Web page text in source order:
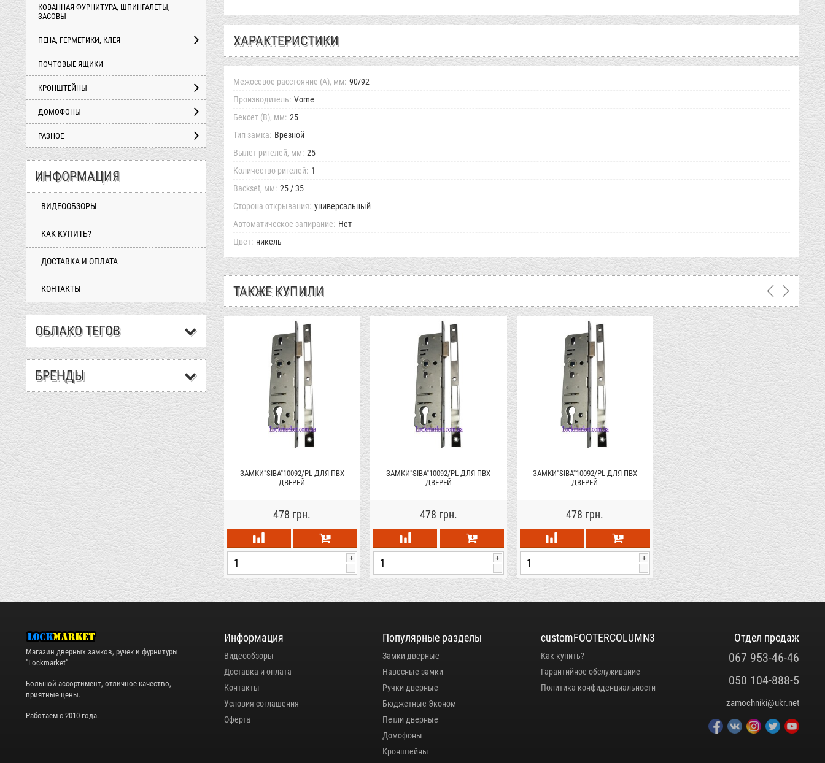
КОВАННАЯ ФУРНИТУРА, ШПИНГАЛЕТЫ,
ЗАСОВЫ
ПЕНА, ГЕРМЕТИКИ, КЛЕЯ
ПОЧТОВЫЕ ЯЩИКИ
КРОНШТЕЙНЫ
ДОМОФОНЫ
РАЗНОЕ
ИНФОРМАЦИЯ
ВИДЕООБЗОРЫ
КАК КУПИТЬ?
ДОСТАВКА И ОПЛАТА
КОНТАКТЫ
ОБЛАКО ТЕГОВ
БРЕНДЫ
ХАРАКТЕРИСТИКИ
Межосевое расстояние (А), мм: 90/92
Производитель: Vorne
Бексет (B), мм: 25
Тип замка: Врезной
Вылет ригелей, мм: 25
Количество ригелей: 1
Backset, мм: 25 / 35
Сторона открывания: универсальный
Автоматическое запирание: Нет
Цвет: никель
ТАКЖЕ КУПИЛИ
ЗАМКИ"SIBA"10092/PL ДЛЯ ПВХ
ДВЕРЕЙ
478 грн.
-
+
ЗАМКИ"SIBA"10092/PL ДЛЯ ПВХ
ДВЕРЕЙ
478 грн.
-
+
ЗАМКИ"SIBA"10092/PL ДЛЯ ПВХ
ДВЕРЕЙ
478 грн.
-
+
Магазин дверных замков, ручек и фурнитуры
"Lockmarket"
Большой ассортимент, отличное качество,
приятные цены.
Работаем с 2010 года.
Информация
Видеообзоры
Доставка и оплата
Контакты
Условия соглашения
Оферта
Популярные разделы
Замки дверные
Навесные замки
Ручки дверные
Бюджетные-Эконом
Петли дверные
Домофоны
Кронштейны
customFOOTERCOLUMN3
Как купить?
Гарантийное обслуживание
Политика конфиденциальности
Отдел продаж
067 953-46-46
050 104-888-5
zamochniki@ukr.net